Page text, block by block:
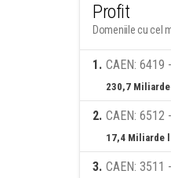
Profit
Domeniile cu cel
1. CAEN: 6419 -
230,7
2. CAEN: 6512 -
17,4 Miliarde
3. CAEN: 3511 -